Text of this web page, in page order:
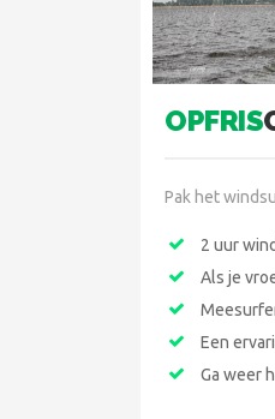
OPFRIS
Pak het
2 uur
Als je
Een
Ga weer